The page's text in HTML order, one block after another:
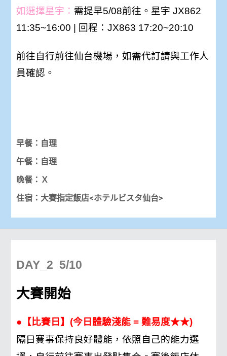
如選擇星宇： 需提早5/08前往。星宇 JX862
11:35~16:00 | 回程：JX863 17:20~20:10
前往自行前往仙台機場，如需代訂請與工作人
員確認。
早餐：自理
午餐：自理
晚餐：Ｘ
住宿：大賽指定飯店<ホテルビスタ仙台>
DAY_2 5/10
大賽開始
●【比賽日】(今日體驗淺能 = 難易度★★)
隔日賽事保持良好體能，依照自己的能力選